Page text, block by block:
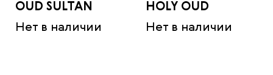
OUD SULTAN
Нет в наличии
HOLY OUD
Нет в наличии